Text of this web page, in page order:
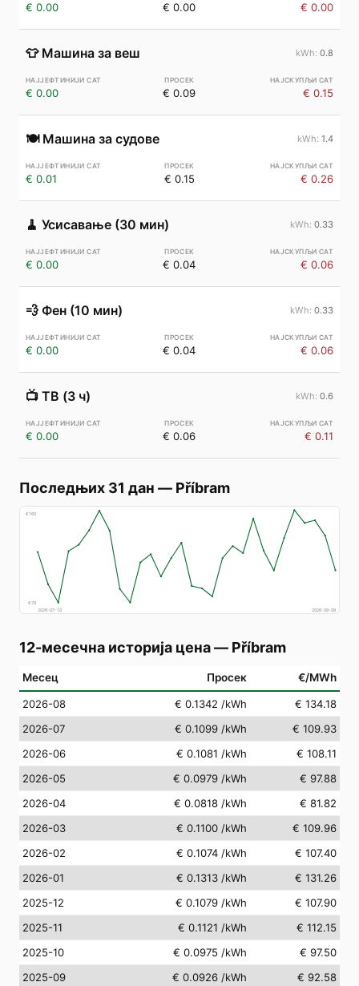
€ 0.00 € 0.00 € 0.00
👕 Машина за веш 0.8
€ 0.00 € 0.09 € 0.15
🍽️ Машина за судове 1.4
€ 0.01 € 0.15 € 0.26
🧹 Усисавање (30 мин) 0.33
€ 0.00 € 0.04 € 0.06
💨 Фен (10 мин) 0.33
€ 0.00 € 0.04 € 0.06
📺 ТВ (3 ч) 0.6
€ 0.00 € 0.06 € 0.11
Последњих 31 дан — Příbram
€160
€78
2026-07-10
2026-08-08
12-месечна историја цена— Příbram
Месец Просек €/MWh
2026-08 € 0.1342 /kWh
€ 134.18
2026-07
€ 0.1099 /kWh
€ 109.93
2026-06
€ 0.1081 /kWh
€ 108.11
2026-05
€ 0.0979 /kWh
€ 97.88
2026-04
€ 0.0818 /kWh
€ 81.82
2026-03
€ 0.1100 /kWh
€ 109.96
2026-02
€ 0.1074 /kWh
€ 107.40
2026-01
€ 0.1313 /kWh
€ 131.26
2025-12
€ 0.1079 /kWh
€ 107.90
2025-11
€ 0.1121 /kWh
€ 112.15
2025-10
€ 0.0975 /kWh
€ 97.50
2025-09
€ 0.0926 /kWh € 92.58